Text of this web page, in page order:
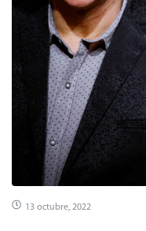
13 octubre, 2022